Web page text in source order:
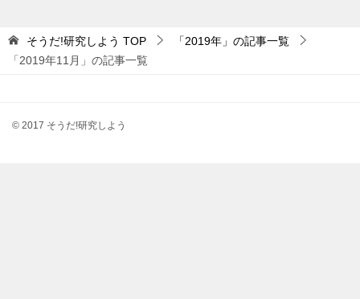
そうだ!研究しよう TOP
「2019年」の記事一覧
「2019年11月」の記事一覧
© 2017 そうだ!研究しよう